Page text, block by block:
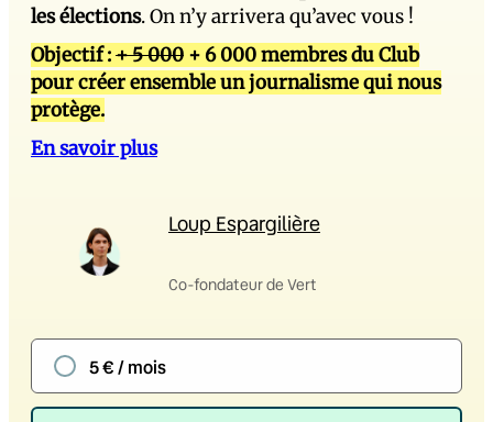
les élections. On n’y arrivera qu’avec vous !
Objectif :+ 5 000 + 6 000 membres du Club
pour créer ensemble un journalisme qui nous
protège.
En savoir plus
Loup Espargilière
Co-fondateur de Vert
5 € / mois